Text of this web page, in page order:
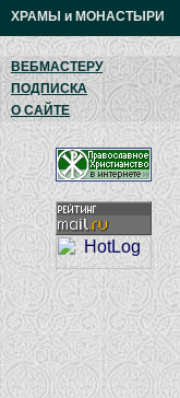
ХРАМЫ и МОНАСТЫРИ
ВЕБМАСТЕРУ
ПОДПИСКА
О САЙТЕ